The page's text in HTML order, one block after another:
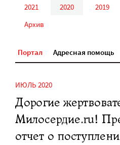
2021
2020 2019
Архив
Портал Адресная помощь
ИЮЛЬ 2020
Дорогие
Милосердие.ru!
отчет о